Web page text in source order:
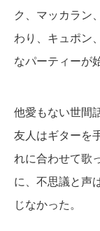
ク、マッカラン
わり、キュポン
なパーティーが
他愛もない世間
友人はギターを
れに合わせて歌
に、不思議と声
じなかった。